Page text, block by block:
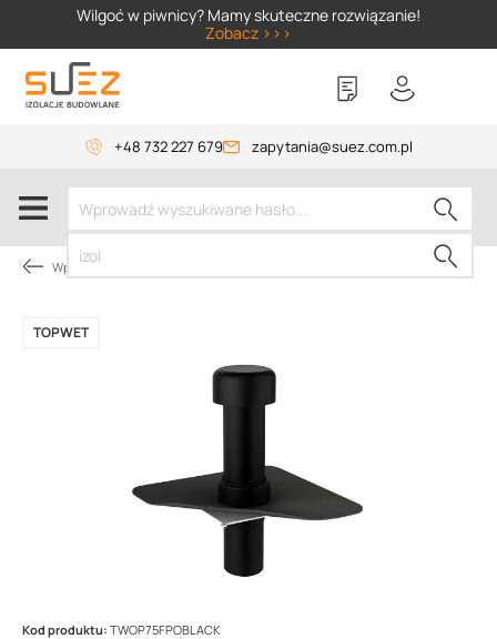
Wilgoć w piwnicy? Mamy skuteczne rozwiązanie!
Zobacz >>>
+48 732 227 679 zapytania@suez.com.pl
Wpusty i akcesoria
TOPWET
Kod produktu: TWOP75FPOBLACK